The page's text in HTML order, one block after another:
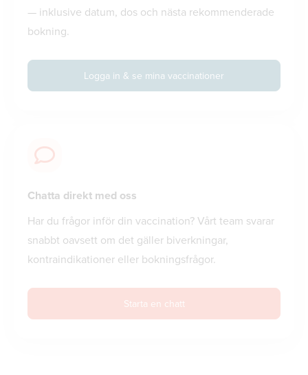
— inklusive datum, dos och nästa rekommenderade
bokning.
Logga in & se mina vaccinationer
Chatta direkt med oss
Har du frågor inför din vaccination? Vårt team svarar
snabbt oavsett om det gäller biverkningar,
kontraindikationer eller bokningsfrågor.
Starta en chatt